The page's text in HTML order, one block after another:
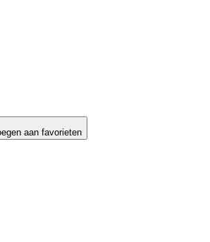
aan favorieten